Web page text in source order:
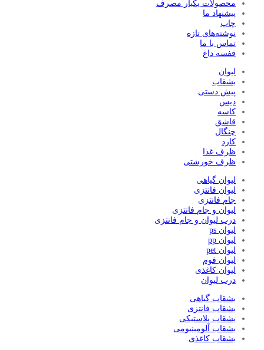
محصولات یکبار مصرف
پیشنهاد ما
چاپ
نوشته‌های تازه
تماس با ما
قفسه داغ
لیوان
بشقاب
پیش دستی
دیس
کاسه
قاشق
چنگال
کارد
ظرف غذا
ظرف خورشتی
لیوان گیاهی
لیوان فانتزی
جام فانتزی
لیوان و جام فانتزی
درب لیوان و جام فانتزی
لیوان ps
لیوان pp
لیوان pet
لیوان فوم
لیوان کاغذی
درب لیوان
بشقاب گیاهی
بشقاب فانتزی
بشقاب پلاستیکی
بشقاب آلومینیومی
بشقاب کاغذی